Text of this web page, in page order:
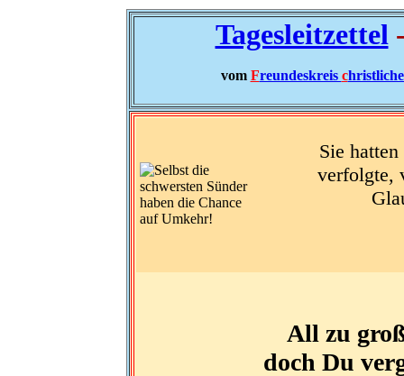
Tagesleitzettel
vom Freundeskreis c
Sie
verfolgte,
All zu
doch Du